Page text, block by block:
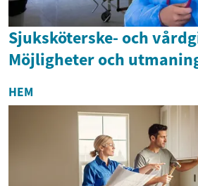
Sjuksköterske- och
Möjligheter och
HEM